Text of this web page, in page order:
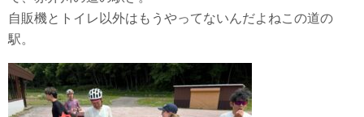
自販機とトイレ以外はもうやってないんだよねこの道の
駅。